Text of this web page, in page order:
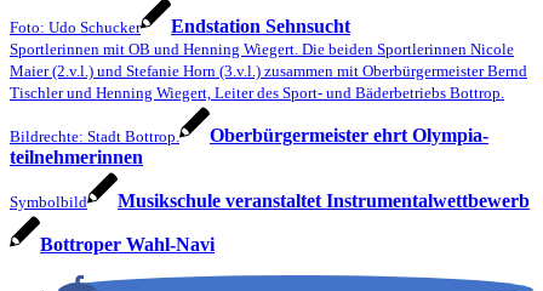
Foto: Udo Schucker Endstation Sehnsucht
Sportlerinnen mit OB und Henning Wiegert. Die beiden Sportlerinnen Nicole
Maier (2.v.l.) und Stefanie Horn (3.v.l.) zusammen mit Oberbürgermeister Bernd
Tischler und Henning Wiegert, Leiter des Sport- und Bäderbetriebs Bottrop.
Bildrechte: Stadt Bottrop.
Oberbürger­meister ehrt Olympia­
teilnehmerinnen
Symbolbild Musikschule veranstaltet Instrumentalwettbewerb
Bottroper Wahl-Navi